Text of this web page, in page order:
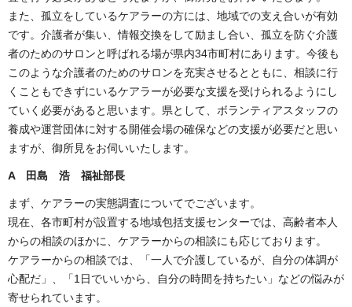
また、孤立をしているケアラーの方には、地域での支え合いが有効
です。介護者が集い、情報交換をして励まし合い、孤立を防ぐ介護
者のためのサロンと呼ばれる場が県内34市町村にあります。今後も
このような介護者のためのサロンを充実させるとともに、相談に行
くこともできずにいるケアラーが必要な支援を受けられるようにし
ていく必要があると思います。県として、ボランティアスタッフの
養成や運営団体に対する開催会場の確保などの支援が必要だと思い
ますが、御所見をお伺いいたします。
A 田島 浩 福祉部長
まず、ケアラーの実態調査についてでございます。
現在、各市町村が設置する地域包括支援センターでは、高齢者本人
からの相談のほかに、ケアラーからの相談にも応じております。
ケアラーからの相談では、「一人で介護しているが、自分の体調が
心配だ」、「1日でいいから、自分の時間を持ちたい」などの悩みが
寄せられています。